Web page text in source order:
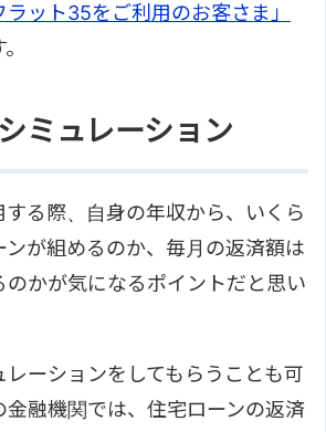
ラット35をご利用のお客さま」
ミュレーション
る際、自身の年収から、いくら
ンが組めるのか、毎月の返済額は
のかが気になるポイントだと思い
ーションをしてもらうことも可
融機関では、住宅ローンの返済